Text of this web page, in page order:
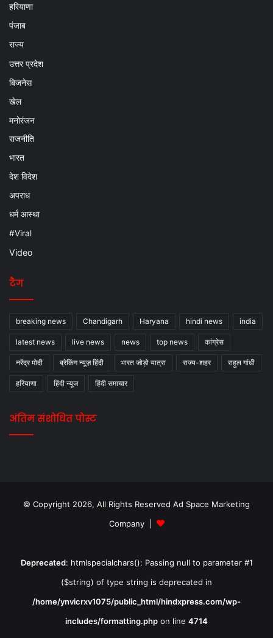
हरियाणा
पंजाब
राज्य
उत्तर प्रदेश
बिजनेस
खेल
मनोरंजन
राजनीति
भारत
देश विदेश
अपराध
धर्म आस्था
#Viral
Video
टैग
breaking news Chandigarh Haryana hindi news india
latest news live news news top news कांग्रेस
नरेंद्र मोदी ब्रेकिंग न्यूज़ हिंदी भारत जोड़ो यात्रा राज्य-शहर राहुल गांधी
हरियाणा हिंदी न्यूज हिंदी समाचार
अंतिम संशोधित पोस्ट
© Copyright 2026, All Rights Reserved Ad Space Marketing
Company |
Deprecated: htmlspecialchars(): Passing null to parameter #1
($string) of type string is deprecated in
/home/ynvicrxv1075/public_html/hindxpress.com/wp-
includes/formatting.php on line 4714